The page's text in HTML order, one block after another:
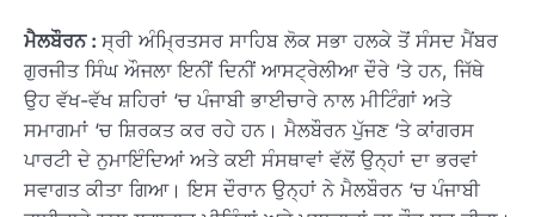
ਮੈਲਬੌਰਨ : ਸ੍ਰੀ ਅੰਮ੍ਰਿਤਸਰ ਸਾਹਿਬ ਲੋਕ ਸਭਾ ਹਲਕੇ ਤੋਂ ਸੰਸਦ ਮੈਂਬਰ
ਗੁਰਜੀਤ ਸਿੰਘ ਔਜਲਾ ਇਨੀਂ ਦਿਨੀਂ ਆਸਟ੍ਰੇਲੀਆ ਦੌਰੇ ‘ਤੇ ਹਨ, ਜਿੱਥੇ
ਉਹ ਵੱਖ-ਵੱਖ ਸ਼ਹਿਰਾਂ ‘ਚ ਪੰਜਾਬੀ ਭਾਈਚਾਰੇ ਨਾਲ ਮੀਟਿੰਗਾਂ ਅਤੇ
ਸਮਾਗਮਾਂ ‘ਚ ਸ਼ਿਰਕਤ ਕਰ ਰਹੇ ਹਨ। ਮੈਲਬੌਰਨ ਪੁੱਜਣ ‘ਤੇ ਕਾਂਗਰਸ
ਪਾਰਟੀ ਦੇ ਨੁਮਾਇੰਦਿਆਂ ਅਤੇ ਕਈ ਸੰਸਥਾਵਾਂ ਵੱਲੋਂ ਉਨ੍ਹਾਂ ਦਾ ਭਰਵਾਂ
ਸਵਾਗਤ ਕੀਤਾ ਗਿਆ। ਇਸ ਦੌਰਾਨ ਉਨ੍ਹਾਂ ਨੇ ਮੈਲਬੌਰਨ ‘ਚ ਪੰਜਾਬੀ